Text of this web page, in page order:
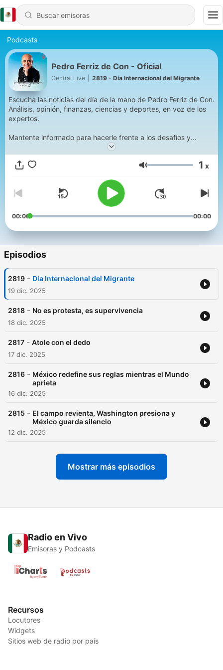
Podcasts
Pedro Ferriz de Con - Oficial
Central Live 2819 - Día Internacional del Migrante
Escucha las noticias del día de la mano de Pedro Ferriz de Con.
Análisis, opinión, finanzas, ciencias y deportes, en voz de los
expertos.
Mantente informado para hacerle frente a los desafíos y
oportunidades de la vida cotidiana.
Conviértete en un supporter de este podcast:Volumen 1 x
00:00 00:00
Episodios
2819 - Día Internacional del Migrante
19 dic. 2025
2818 - No es protesta, es supervivencia
18 dic. 2025
2817 - Atole con el dedo
17 dic. 2025
2816 - México redefine sus reglas mientras el Mundo
aprieta
16 dic. 2025
2815 - El campo revienta, Washington presiona y
México guarda silencio
12 dic. 2025
Mostrar más episodios
Radio en Vivo
Emisoras y Podcasts
Recursos
Locutores
Widgets
Sitios web de radio por país